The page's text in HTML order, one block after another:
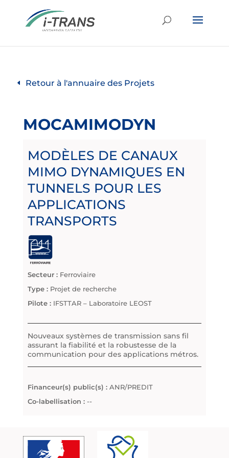
Retour à l'annuaire des Projets
MOCAMIMODYN
MODÈLES DE CANAUX
MIMO DYNAMIQUES EN
TUNNELS POUR LES
APPLICATIONS
TRANSPORTS
Secteur : Ferroviaire
Type : Projet de recherche
Pilote : IFSTTAR – Laboratoire LEOST
Nouveaux systèmes de transmission sans fil
assurant la fiabilité et la robustesse de la
communication pour des applications métros.
Financeur(s) public(s) : ANR/PREDIT
Co-labellisation : --